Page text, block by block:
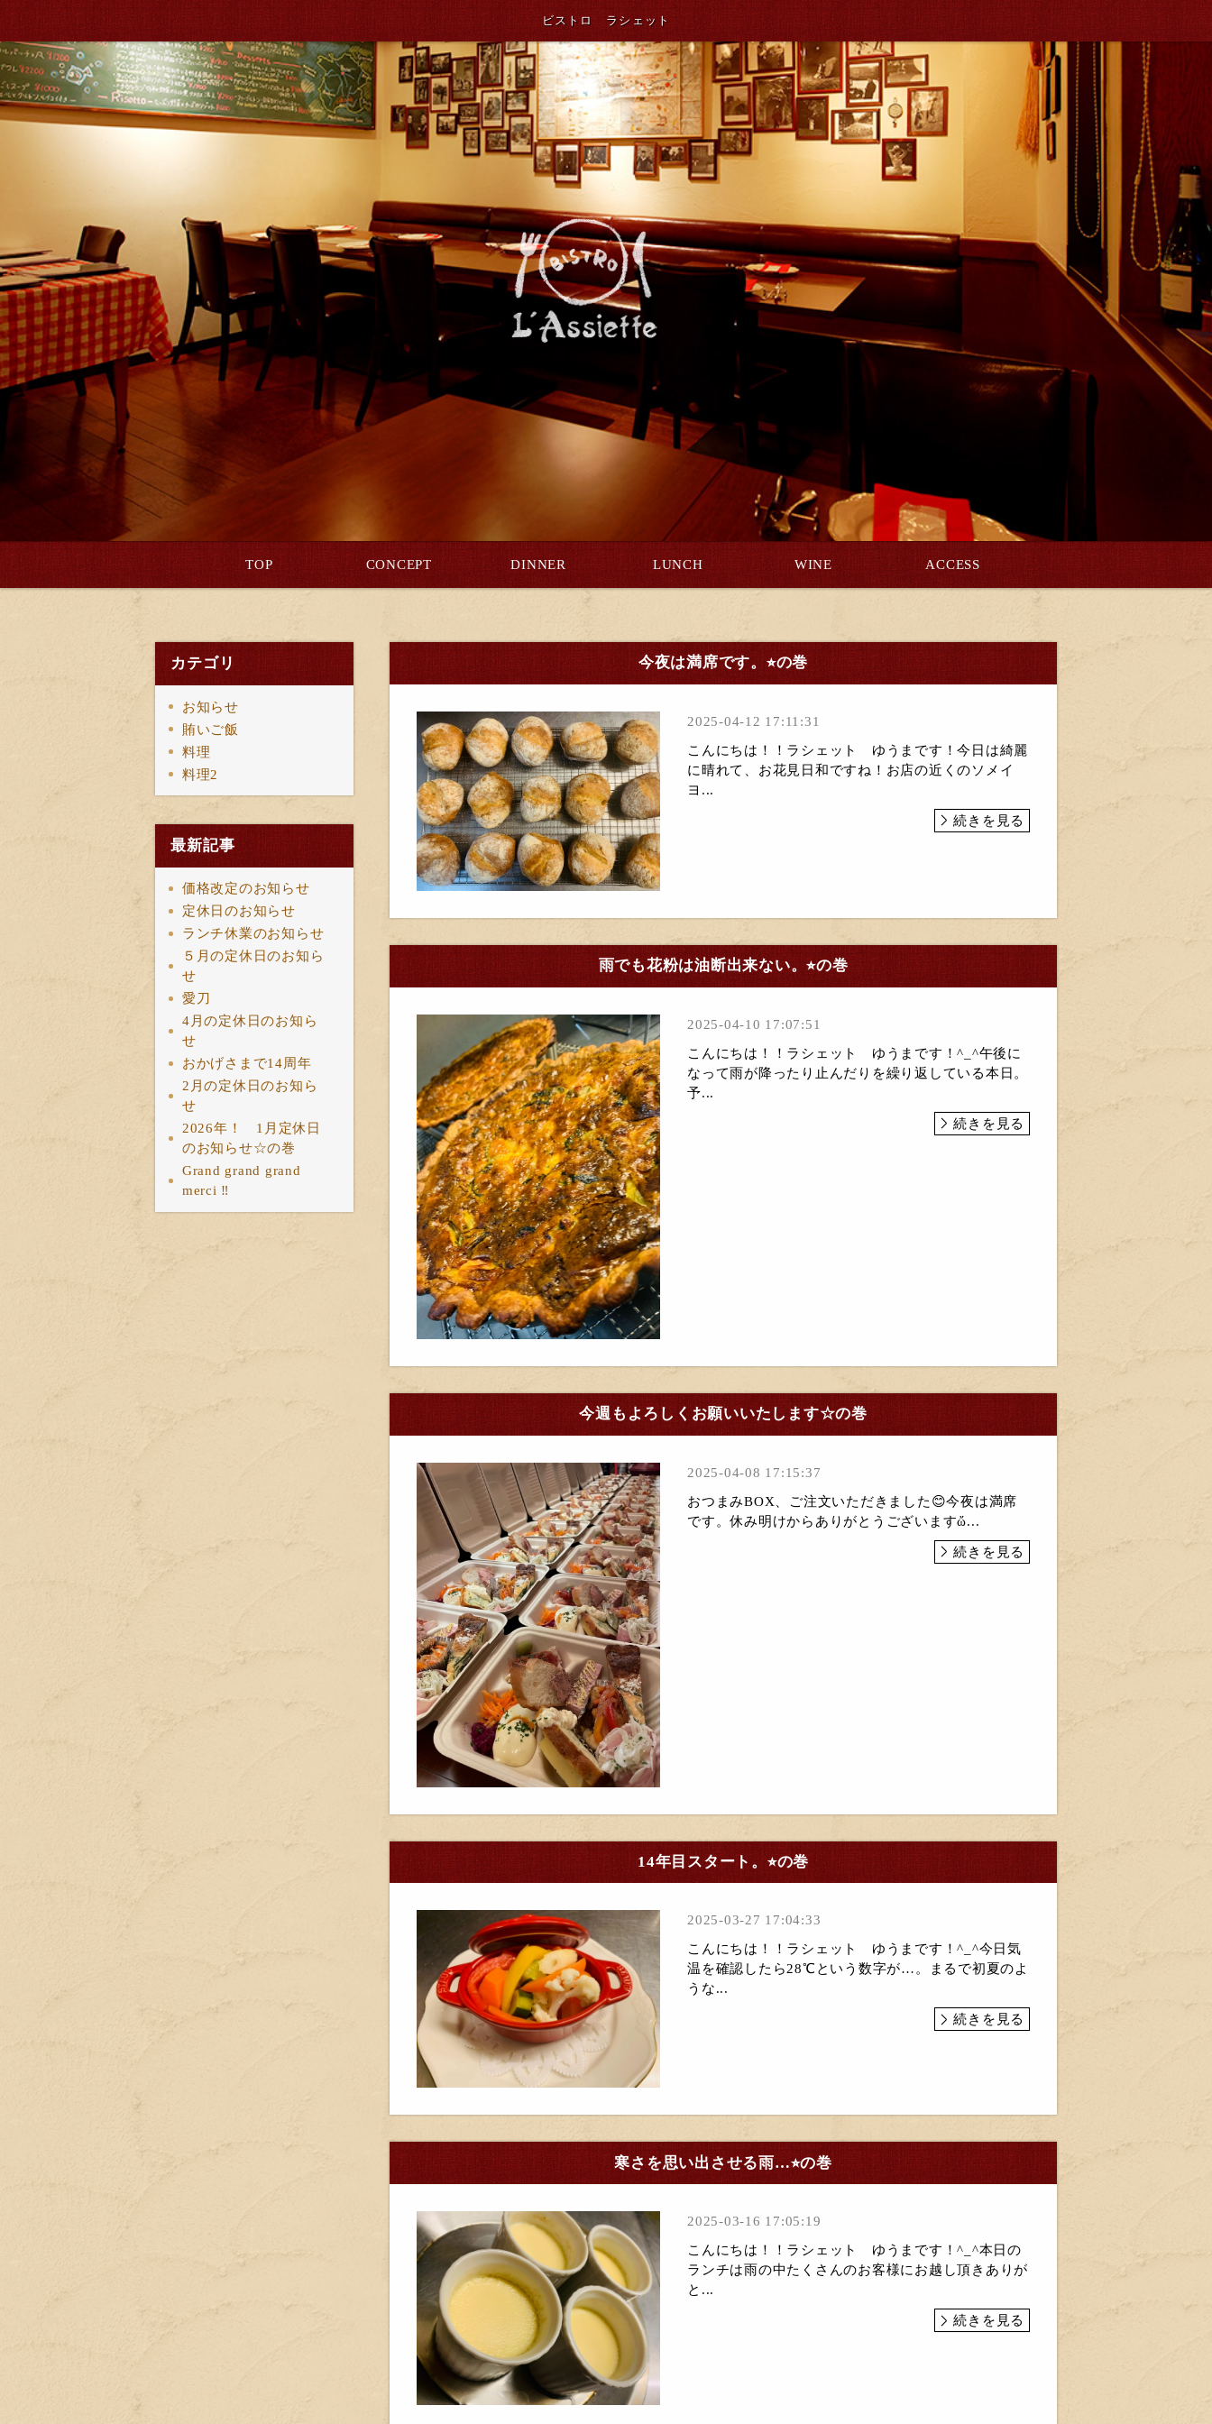
ビストロ ラシェット
TOP CONCEPT DINNER LUNCH WINE ACCESS
カテゴリ
お知らせ
賄いご飯
料理
料理2
最新記事
価格改定のお知らせ
定休日のお知らせ
ランチ休業のお知らせ
５月の定休日のお知ら
せ
愛刀
4月の定休日のお知ら
せ
おかげさまで14周年
2月の定休日のお知ら
せ
2026年！ 1月定休日
のお知らせ☆の巻
Grand grand grand
merci ‼︎
今夜は満席です。⭐︎の巻
2025-04-12 17:11:31
こんにちは！！ラシェット ゆうまです！今日は綺麗
に晴れて、お花見日和ですね！お店の近くのソメイ
ヨ...
続きを見る
雨でも花粉は油断出来ない。⭐︎の巻
2025-04-10 17:07:51
こんにちは！！ラシェット ゆうまです！^_^午後に
なって雨が降ったり止んだりを繰り返している本日。
予...
続きを見る
今週もよろしくお願いいたします☆の巻
2025-04-08 17:15:37
おつまみBOX、ご注文いただきました😊今夜は満席
です。休み明けからありがとうございますὤ...
続きを見る
14年目スタート。⭐︎の巻
2025-03-27 17:04:33
こんにちは！！ラシェット ゆうまです！^_^今日気
温を確認したら28℃という数字が…。まるで初夏のよ
うな...
続きを見る
寒さを思い出させる雨…⭐︎の巻
2025-03-16 17:05:19
こんにちは！！ラシェット ゆうまです！^_^本日の
ランチは雨の中たくさんのお客様にお越し頂きありが
と...
続きを見る